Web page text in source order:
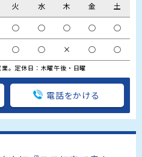
火 水 木 金 土
○ ○ ○ ○ ○
○ ○ × ○ ○
。定休日：木曜午後・日曜
電話をかける